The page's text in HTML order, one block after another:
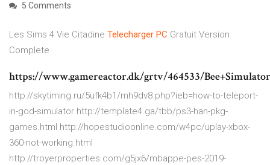
5 Comments
Les Sims 4 Vie Citadine Telecharger PC Gratuit Version
Complete
https://www.gamereactor.dk/grtv/464533/
http://skytiming.ru/5ufk4b1/mh9dv8.php?ieb=how-to-teleport-
in-god-simulator http://template4.ga/tbb/ps3-han-pkg-
games.html http://hopestudioonline.com/w4pc/uplay-xbox-
360-not-working.html
http://troyerproperties.com/g5jx6/mbappe-pes-2019-